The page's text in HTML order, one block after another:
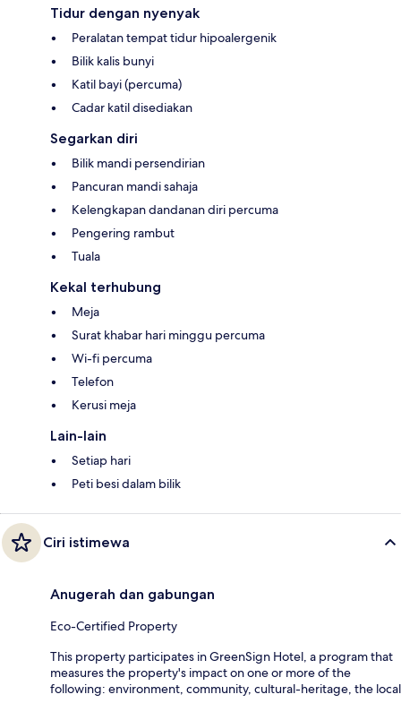
Tidur dengan nyenyak
Peralatan tempat tidur hipoalergenik
Bilik kalis bunyi
Katil bayi (percuma)
Cadar katil disediakan
Segarkan diri
Bilik mandi persendirian
Pancuran mandi sahaja
Kelengkapan dandanan diri percuma
Pengering rambut
Tuala
Kekal terhubung
Meja
Surat khabar hari minggu percuma
Wi-fi percuma
Telefon
Kerusi meja
Lain-lain
Setiap hari
Peti besi dalam bilik
Ciri istimewa
Anugerah dan gabungan
Eco-Certified Property
This property participates in GreenSign Hotel, a program that
measures the property's impact on one or more of the
following: environment, community, cultural-heritage, the local